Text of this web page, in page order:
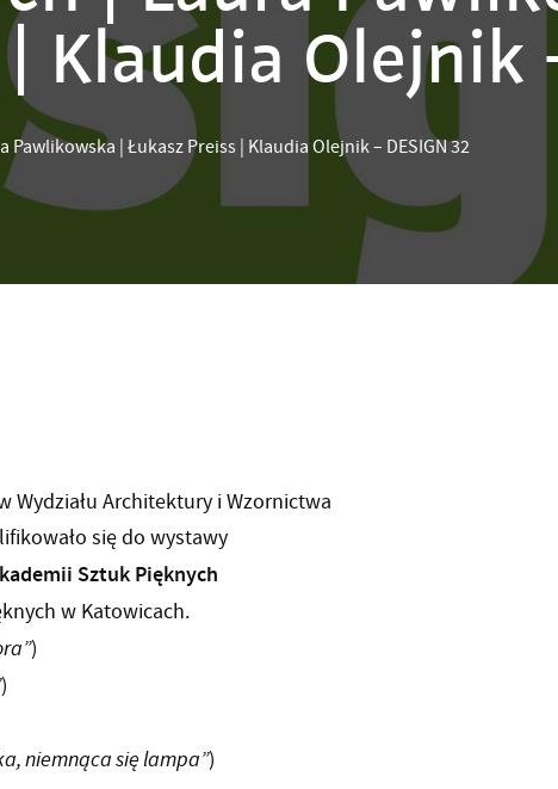
Klaudia Olejnik
Pawlikowska | Łukasz Preiss | Klaudia Olejnik – DESIGN 32
Architektury i Wzornictwa
się do wystawy
Sztuk Pięknych
w Katowicach.
)
)
niemnąca się lampa”)